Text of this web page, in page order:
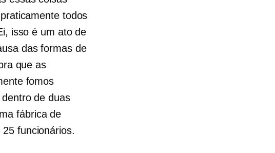
todos
isso é um ato de
das formas de
que as
fomos
de duas
fábrica de
funcionários.